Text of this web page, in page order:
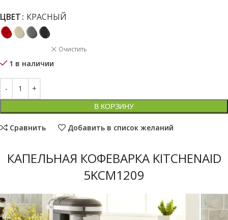
ЦВЕТ КРАСНЫЙ
Очистить
1 в наличии
В КОРЗИНУ
Сравнить Добавить в список желаний
КАПЕЛЬНАЯ КОФЕВАРКА KITCHENAID
5KCM1209